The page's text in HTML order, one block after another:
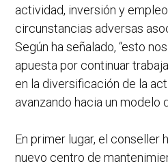
actividad, inversión y
circunstancias adversas
Según ha señalado, “esto
apuesta por continuar
en la diversificación de la
avanzando hacia un modelo
En primer lugar, el conseller
nuevo centro de